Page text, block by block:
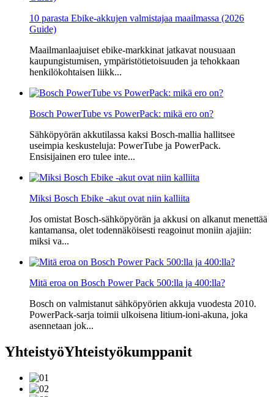
10 parasta Ebike-akkujen valmistajaa maailmassa (2026
Guide)
Maailmanlaajuiset ebike-markkinat jatkavat nousuaan
kaupungistumisen, ympäristötietoisuuden ja tehokkaan
henkilökohtaisen liikk...
Bosch PowerTube vs PowerPack: mikä ero on?
Sähköpyörän akkutilassa kaksi Bosch-mallia hallitsee
useimpia keskusteluja: PowerTube ja PowerPack.
Ensisijainen ero tulee inte...
Miksi Bosch Ebike -akut ovat niin kalliita
Jos omistat Bosch-sähköpyörän ja akkusi on alkanut menettää
kantamansa, olet todennäköisesti reagoinut moniin ajajiin:
miksi va...
Mitä eroa on Bosch Power Pack 500:lla ja 400:lla?
Bosch on valmistanut sähköpyörien akkuja vuodesta 2010.
PowerPack-sarja toimii ulkoisena litium-ioni-akuna, joka
asennetaan jok...
YhteistyöYhteistyökumppanit